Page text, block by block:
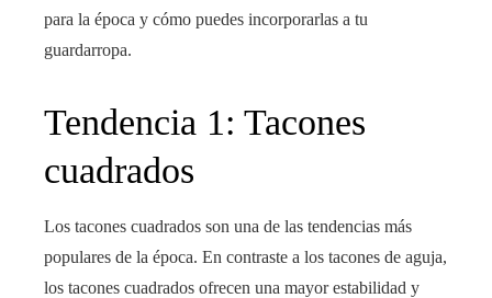
para la época y cómo puedes incorporarlas a tu
guardarropa.
Tendencia 1: Tacones
cuadrados
Los tacones cuadrados son una de las tendencias más
populares de la época. En contraste a los tacones de aguja,
los tacones cuadrados ofrecen una mayor estabilidad y